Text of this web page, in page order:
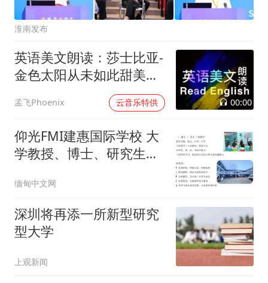
淮南发布
英语美文朗读：莎士比亚-
金色太阳从未如此甜美吻
孟飞Phoenix 云音乐特供 00:00
仰光FMI建惠国际学校 大
学教授、博士、研究生介
名额有限
缅甸中文网
深圳将再添一所新型研究
型大学
上观新闻